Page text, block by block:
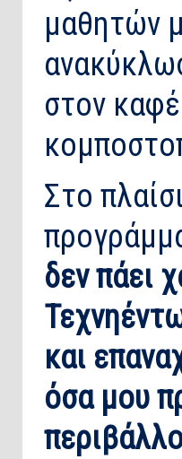
μαθητών
στον
Στο
δεν πάει
και
όσα μου